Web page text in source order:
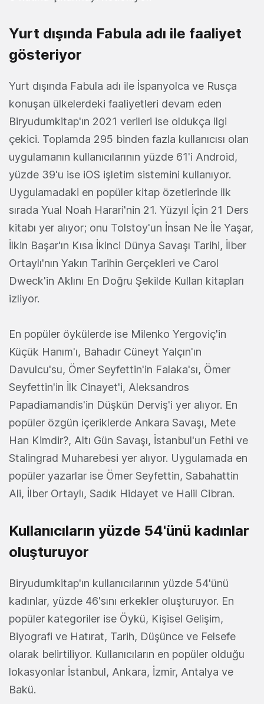
Yurt dışında Fabula adı ile faaliyet
gösteriyor
Yurt dışında Fabula adı ile İspanyolca ve Rusça
konuşan ülkelerdeki faaliyetleri devam eden
Biryudumkitap'ın 2021 verileri ise oldukça ilgi
çekici. Toplamda 295 binden fazla kullanıcısı olan
uygulamanın kullanıcılarının yüzde 61'i Android,
yüzde 39'u ise iOS işletim sistemini kullanıyor.
Uygulamadaki en popüler kitap özetlerinde ilk
sırada Yual Noah Harari'nin 21. Yüzyıl İçin 21 Ders
kitabı yer alıyor; onu Tolstoy'un İnsan Ne İle Yaşar,
İlkin Başar'ın Kısa İkinci Dünya Savaşı Tarihi, İlber
Ortaylı'nın Yakın Tarihin Gerçekleri ve Carol
Dweck'in Aklını En Doğru Şekilde Kullan kitapları
izliyor.
En popüler öykülerde ise Milenko Yergoviç'in
Küçük Hanım'ı, Bahadır Cüneyt Yalçın'ın
Davulcu'su, Ömer Seyfettin'in Falaka'sı, Ömer
Seyfettin'in İlk Cinayet'i, Aleksandros
Papadiamandis'in Düşkün Derviş'i yer alıyor. En
popüler özgün içeriklerde Ankara Savaşı, Mete
Han Kimdir?, Altı Gün Savaşı, İstanbul'un Fethi ve
Stalingrad Muharebesi yer alıyor. Uygulamada en
popüler yazarlar ise Ömer Seyfettin, Sabahattin
Ali, İlber Ortaylı, Sadık Hidayet ve Halil Cibran.
Kullanıcıların yüzde 54'ünü kadınlar
oluşturuyor
Biryudumkitap'ın kullanıcılarının yüzde 54'ünü
kadınlar, yüzde 46'sını erkekler oluşturuyor. En
popüler kategoriler ise Öykü, Kişisel Gelişim,
Biyografi ve Hatırat, Tarih, Düşünce ve Felsefe
olarak belirtiliyor. Kullanıcıların en popüler olduğu
lokasyonlar İstanbul, Ankara, İzmir, Antalya ve
Bakü.